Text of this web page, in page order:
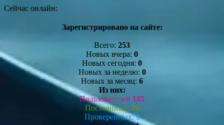
Сейчас онлайн:
Зарегистрировано на сайте:
Всего: 253
Новых вчера: 0
Новых сегодня: 0
Новых за неделю: 0
Новых за месяц: 6
Из них:
Пользователей 185
Постоянные: 26
Проверенных:9